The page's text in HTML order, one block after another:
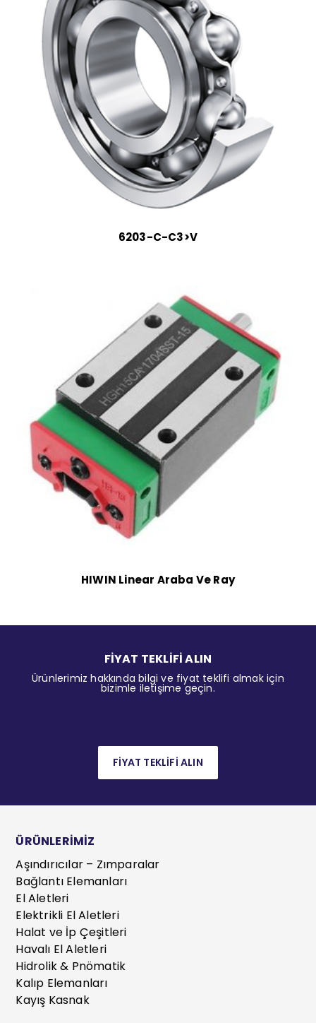
6203-C-C3>V
HIWIN Linear Araba Ve Ray
FİYAT TEKLİFİ ALIN
Ürünlerimiz hakkında bilgi ve fiyat teklifi almak için
bizimle iletişime geçin.
FİYAT TEKLİFİ ALIN
ÜRÜNLERİMİZ
Aşındırıcılar – Zımparalar
Bağlantı Elemanları
El Aletleri
Elektrikli El Aletleri
Halat ve İp Çeşitleri
Havalı El Aletleri
Hidrolik & Pnömatik
Kalıp Elemanları
Kayış Kasnak